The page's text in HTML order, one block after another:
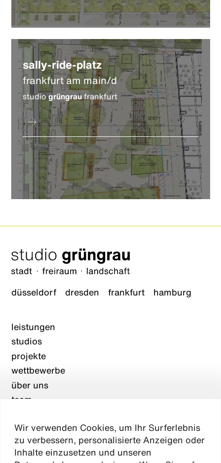
Wir verwenden Cookies, um Ihr Surferlebnis
zu verbessern, personalisierte Anzeigen oder
Inhalte einzusetzen und unseren
sally-ride-platz
frankfurt am main/d
studiogrüngraufrankfurt
düsseldorf dresden frankfurt hamburg
leistungen
studios
projekte
wettbewerbe
über uns
team
aktuelles
kontakt